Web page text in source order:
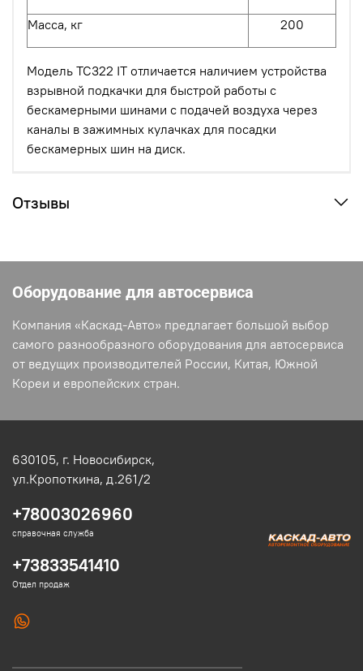
Масса, кг 200
Модель TC322 IT отличается наличием устройства
взрывной подкачки для быстрой работы с
бескамерными шинами с подачей воздуха через
каналы в зажимных кулачках для посадки
бескамерных шин на диск.
Отзывы
Оборудование для автосервиса
Компания «Каскад-Авто» предлагает большой выбор
самого разнообразного оборудования для автосервиса
от ведущих производителей России, Китая, Южной
Кореи и европейских стран.
630105, г. Новосибирск,
ул.Кропоткина, д.261/2
+78003026960
справочная служба
+73833541410
Отдел продаж